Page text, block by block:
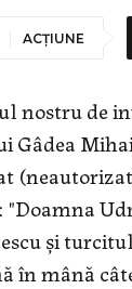
ACȚIUNE
nostru de
Gâdea
"Doamna
şi
în mână